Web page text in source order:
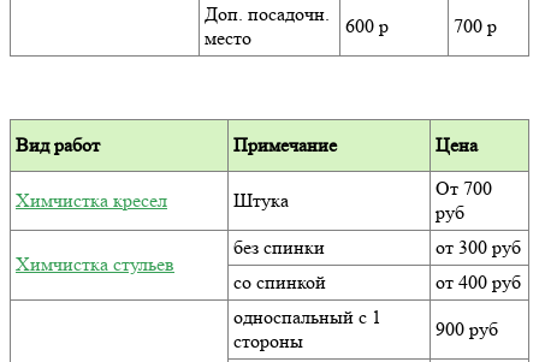
Доп. посадочн.
место
600 р 700 р
Вид работ Примечание Цена
Химчистка кресел Штука
От 700
руб
Химчистка стульев
без спинки
от 300 руб
со спинкой
от 400 руб
односпальный с 1
стороны
900 руб